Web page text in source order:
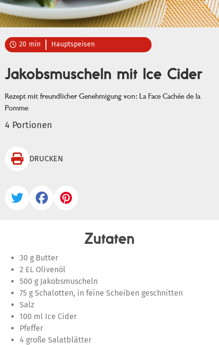
 20 min Hauptspeisen
Jakobsmuscheln mit Ice Cider
Rezept mit freundlicher Genehmigung von: La Face Cachée de la
Pomme
4 Portionen
 DRUCKEN
  
Zutaten
30 g Butter
2 EL Olivenöl
500 g Jakobsmuscheln
75 g Schalotten, in feine Scheiben geschnitten
Salz
100 ml Ice Cider
Pfeffer
4 große Salatblätter